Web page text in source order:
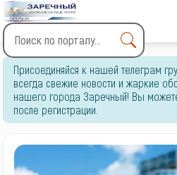
Type 2 or more characters
for results.
Присоединяйся к нашей телеграм
всегда свежие новости и жаркие
нашего города Заречный! Вы
после регистрации.